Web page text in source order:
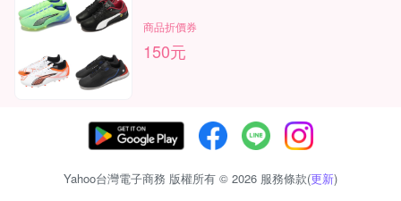
商品折價券
150元
Yahoo台灣電子商務 版權所有 © 2026 服務條款(更新)